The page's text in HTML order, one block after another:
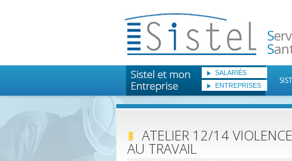
S
S
SALARIÉS
ENTREPRISES
ATELIER 12/14
AU TRAVAIL